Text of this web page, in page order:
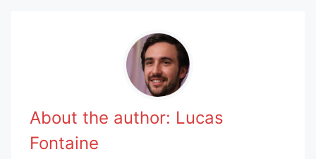
About the author: Lucas
Fontaine